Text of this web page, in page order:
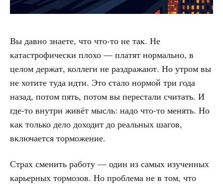
Вы давно знаете, что что-то не так. Не
катастрофически плохо — платят нормально, в
целом держат, коллеги не раздражают. Но утром вы
не хотите туда идти. Это стало нормой три года
назад, потом пять, потом вы перестали считать. И
где-то внутри живёт мысль: надо что-то менять. Но
как только дело доходит до реальных шагов,
включается торможение.
Страх сменить работу — один из самых изученных
карьерных тормозов. Но проблема не в том, что